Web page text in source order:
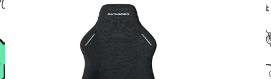
Игровое компьютерное кресло DXRacer Drifting
Black GC/LDC23FBC/N